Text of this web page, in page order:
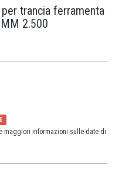
trancia ferramenta
2.500
maggiori informazioni sulle date di